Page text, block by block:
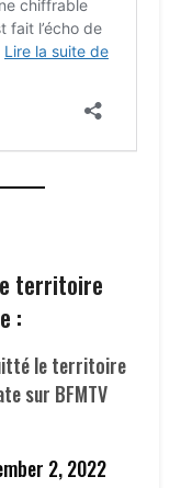
territoire
:
le territoire
sur BFMTV
2, 2022